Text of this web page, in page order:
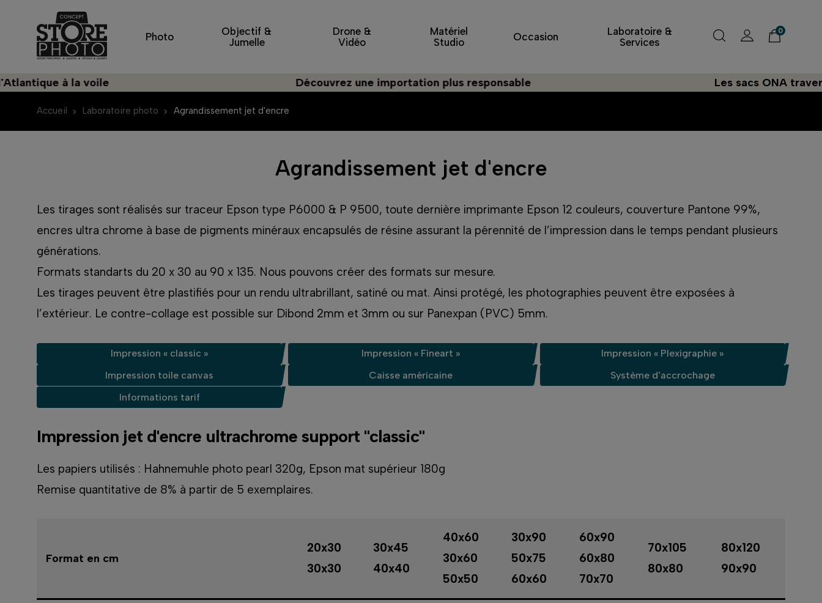
Photo
Objectif &
Jumelle
Drone &
Vidéo
Matériel
Studio
Occasion
Laboratoire &
Services
0
à la voile Découvrez une importation plus responsable Les sacs ONA traversent
Accueil Laboratoire photo Agrandissement jet d'encre
Agrandissement jet d'encre
Les tirages sont réalisés sur traceur Epson type P6000 & P 9500, toute dernière imprimante Epson 12 couleurs, couverture Pantone 99%,
encres ultra chrome à base de pigments minéraux encapsulés de résine assurant la pérennité de l’impression dans le temps pendant plusieurs
générations.
Formats standarts du 20 x 30 au 90 x 135. Nous pouvons créer des formats sur mesure.
Les tirages peuvent être plastifiés pour un rendu ultrabrillant, satiné ou mat. Ainsi protégé, les photographies peuvent être exposées à
l’extérieur. Le contre-collage est possible sur Dibond 2mm et 3mm ou sur Panexpan (PVC) 5mm.
Impression « classic » Impression « Fineart »
Impression « Plexigraphie »
Impression toile canvas
Caisse américaine
Système d'accrochage
Informations tarif
Impression jet d'encre ultrachrome support "classic"
Les papiers utilisés : Hahnemuhle photo pearl 320g, Epson mat supérieur 180g
Remise quantitative de 8% à partir de 5 exemplaires.
Format en cm
20x30
30x30
30x45
40x40
40x60
30x60
50x50
30x90
50x75
60x60
60x90
60x80
70x70
70x105
80x80
80x120
90x90